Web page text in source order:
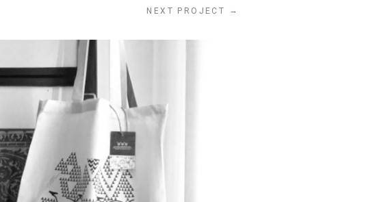
NEXT PROJECT →